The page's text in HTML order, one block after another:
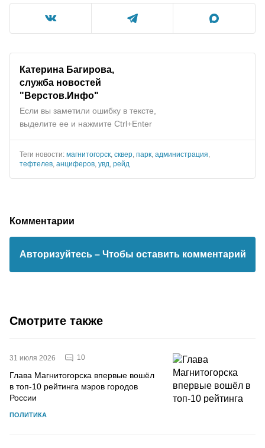
Катерина Багирова,
служба новостей
"Верстов.Инфо"
Если вы заметили ошибку в тексте,
выделите ее и нажмите Ctrl+Enter
Теги новости: магнитогорск сквер парк администрация
тефтелев анциферов увд рейд
Комментарии
Авторизуйтесь – Чтобы оставить комментарий
Смотрите также
31 июля 2026 10
Глава Магнитогорска впервые вошёл
в топ-10 рейтинга мэров городов
России
ПОЛИТИКА